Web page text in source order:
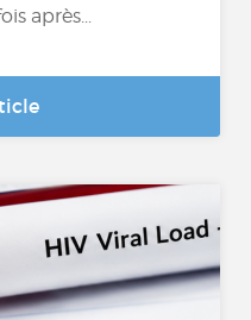
après...